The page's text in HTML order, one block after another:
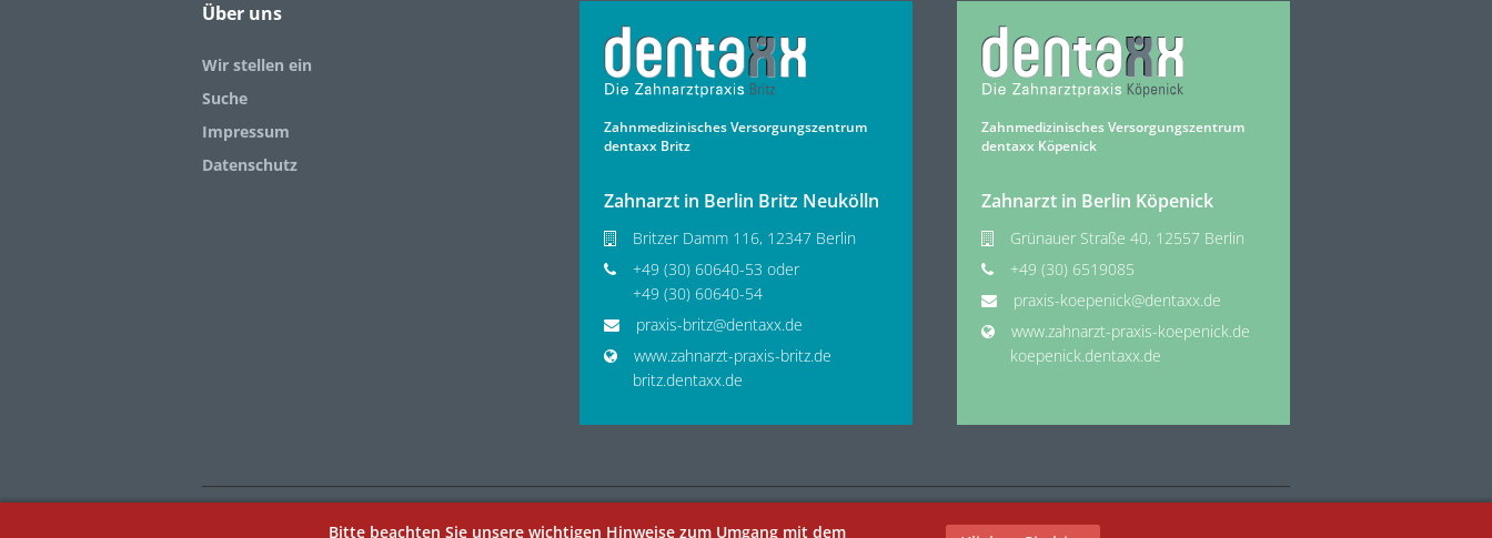
Bitte beachten Sie unsere wichtigen Hinweise zum Umgang mit dem
Über uns
Wir stellen ein
Suche
Impressum
Datenschutz
Zahnmedizinisches Versorgungszentrum
dentaxx Britz
Zahnarzt in Berlin Britz Neukölln
Britzer Damm 116, 12347 Berlin
+49 (30) 60640-53 oder
+49 (30) 60640-54
praxis-britz@dentaxx.de
www.zahnarzt-praxis-britz.de
britz.dentaxx.de
Zahnmedizinisches Versorgungszentrum
dentaxx Köpenick
Zahnarzt in Berlin Köpenick
Grünauer Straße 40, 12557 Berlin
+49 (30) 6519085
praxis-koepenick@dentaxx.de
www.zahnarzt-praxis-koepenick.de
koepenick.dentaxx.de